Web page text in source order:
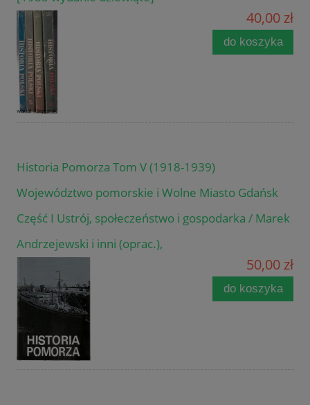
40,00 zł
do koszyka
Historia Pomorza Tom V (1918-1939)
Województwo pomorskie i Wolne Miasto Gdańsk
Część I Ustrój, społeczeństwo i gospodarka / Marek
Andrzejewski i inni (oprac.),
50,00 zł
do koszyka